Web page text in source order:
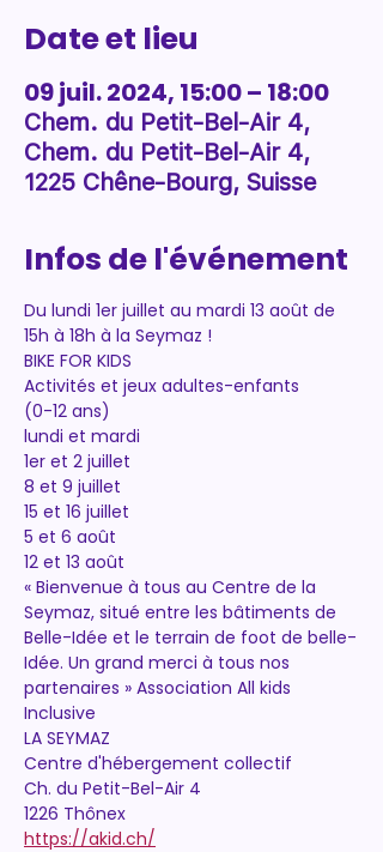
Date et lieu
09 juil. 2024, 15:00 – 18:00
Chem. du Petit-Bel-Air 4,
Chem. du Petit-Bel-Air 4,
1225 Chêne-Bourg, Suisse
Infos de l'événement
Du lundi 1er juillet au mardi 13 août de
15h à 18h à la Seymaz !
BIKE FOR KIDS
Activités et jeux adultes-enfants
(0-12 ans)
lundi et mardi
1er et 2 juillet
8 et 9 juillet
15 et 16 juillet
5 et 6 août
12 et 13 août
« Bienvenue à tous au Centre de la
Seymaz, situé entre les bâtiments de
Belle-Idée et le terrain de foot de belle-
Idée. Un grand merci à tous nos
partenaires » Association All kids
Inclusive
LA SEYMAZ
Centre d'hébergement collectif
Ch. du Petit-Bel-Air 4
1226 Thônex
https://akid.ch/